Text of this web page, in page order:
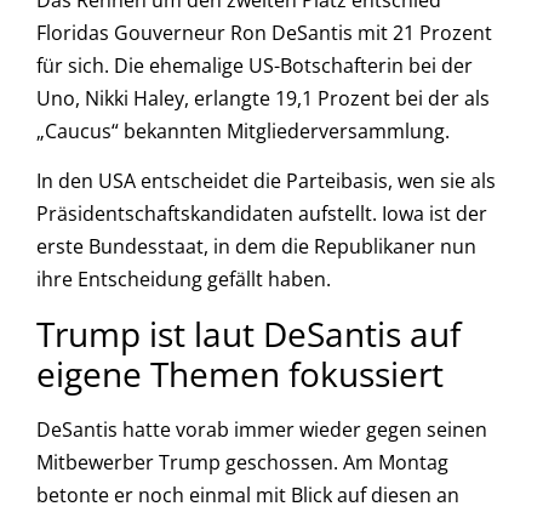
Floridas Gouverneur Ron DeSantis mit 21 Prozent
für sich. Die ehemalige US-Botschafterin bei der
Uno, Nikki Haley, erlangte 19,1 Prozent bei der als
„Caucus“ bekannten Mitgliederversammlung.
In den USA entscheidet die Parteibasis, wen sie als
Präsidentschaftskandidaten aufstellt. Iowa ist der
erste Bundesstaat, in dem die Republikaner nun
ihre Entscheidung gefällt haben.
Trump ist laut DeSantis auf
eigene Themen fokussiert
DeSantis hatte vorab immer wieder gegen seinen
Mitbewerber Trump geschossen. Am Montag
betonte er noch einmal mit Blick auf diesen an